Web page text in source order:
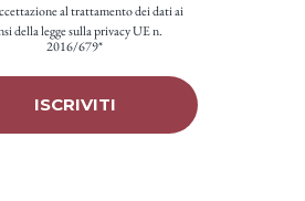
al trattamento dei dati ai
della legge sulla privacy UE n.
2016/679*